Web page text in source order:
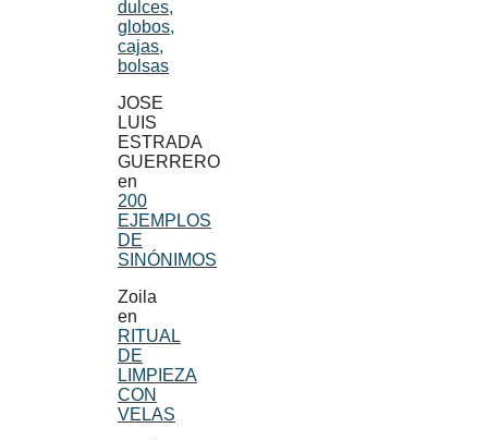
dulces,
globos,
cajas,
bolsas
JOSE
LUIS
ESTRADA
GUERRERO
en
200
EJEMPLOS
DE
SINÓNIMOS
Zoila
en
RITUAL
DE
LIMPIEZA
CON
VELAS